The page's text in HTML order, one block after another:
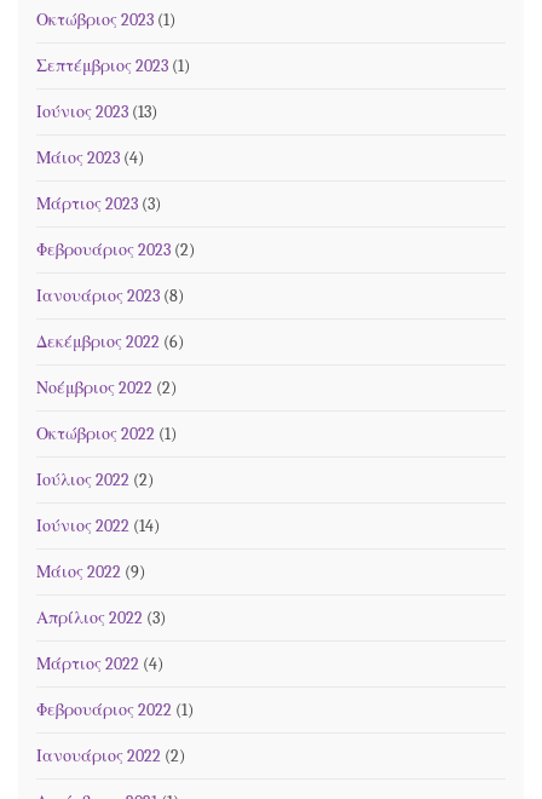
Οκτώβριος 2023 (1)
Σεπτέμβριος 2023 (1)
Ιούνιος 2023 (13)
Μάιος 2023 (4)
Μάρτιος 2023 (3)
Φεβρουάριος 2023 (2)
Ιανουάριος 2023 (8)
Δεκέμβριος 2022 (6)
Νοέμβριος 2022 (2)
Οκτώβριος 2022 (1)
Ιούλιος 2022 (2)
Ιούνιος 2022 (14)
Μάιος 2022 (9)
Απρίλιος 2022 (3)
Μάρτιος 2022 (4)
Φεβρουάριος 2022 (1)
Ιανουάριος 2022 (2)